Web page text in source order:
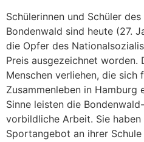
Schülerinnen und Schüler
Bondenwald sind heute (27.
die Opfer des
Preis ausgezeichnet worden.
Menschen verliehen, die sich
Zusammenleben in Hamburg
Sinne leisten die
vorbildliche Arbeit. Sie
Sportangebot an ihrer